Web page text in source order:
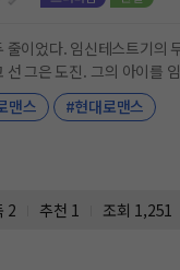
. 임신테스트기의 두 줄은 차희 세상을 무너트릴 예
위해 도망친다. “찾아내세요. 수단 방법 가리지 말고.” 벗어날 수 있을 거라 여겼던 그의 손
보다 넓었고 지독했으며 집
맨스
#현대로맨스
2 추천 1 조회 1,251